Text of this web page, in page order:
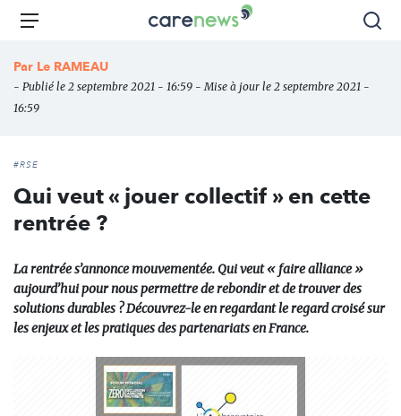
Aller
principal
Carenews,
des
Menu
Par Le RAMEAU
- Publié le 2 septembre 2021 - 16:59 - Mise à jour le 2 septembre 2021 -
16:59
#RSE
Qui veut « jouer collectif » en cette
rentrée ?
La rentrée s’annonce mouvementée. Qui veut « faire alliance »
aujourd’hui pour nous permettre de rebondir et de trouver des
solutions durables ? Découvrez-le en regardant le regard croisé sur
les enjeux et les pratiques des partenariats en France.